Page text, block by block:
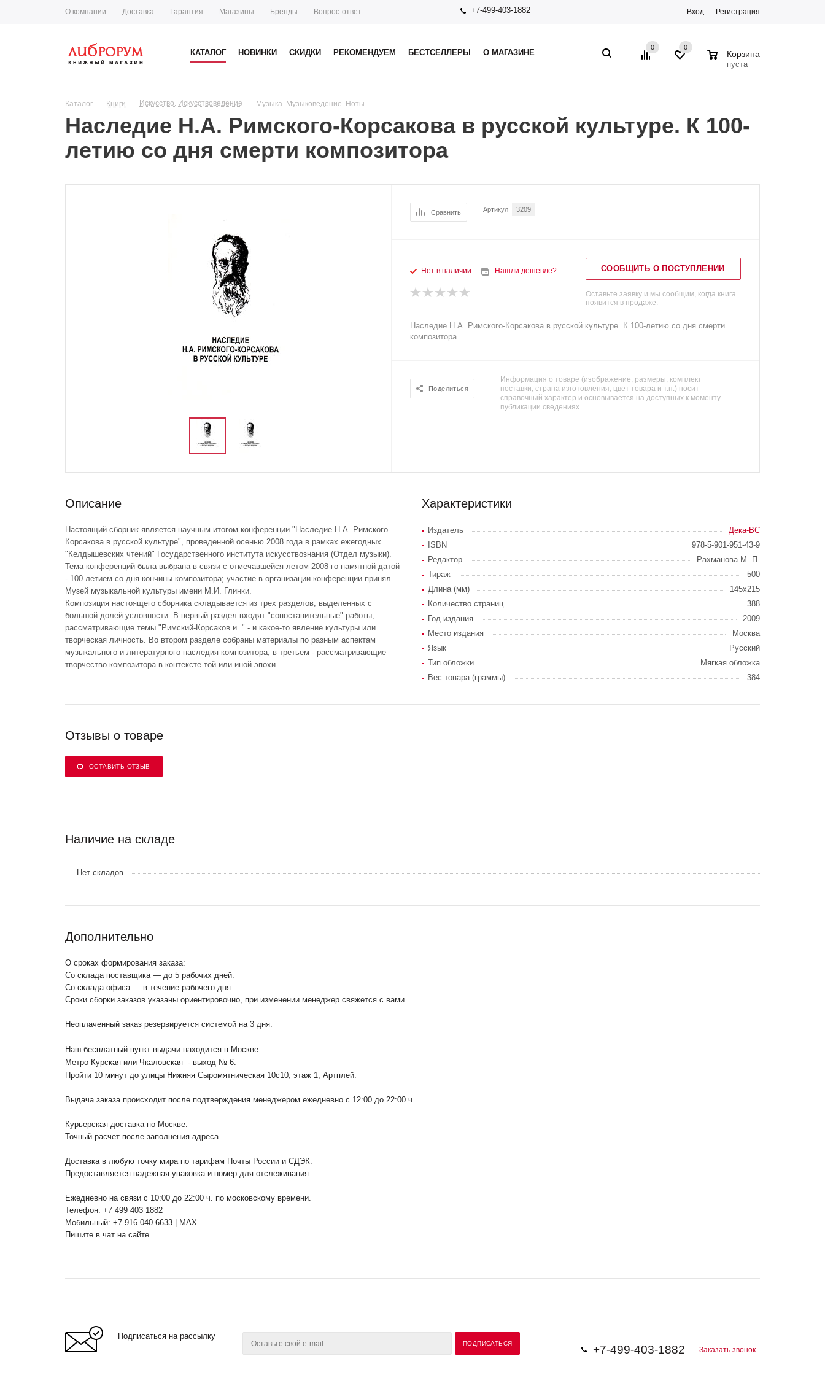
О компании Доставка Гарантия Магазины Бренды Вопрос-ответ +7-499-403-1882 Вход Регистрация
КАТАЛОГ НОВИНКИ СКИДКИ РЕКОМЕНДУЕМ БЕСТСЕЛЛЕРЫ О МАГАЗИНЕ
0 0
Корзина
пуста
Каталог - Книги - Искусство. Искусствоведение - Музыка. Музыковедение. Ноты
Наследие Н.А. Римского-Корсакова в русской культуре. К 100-
летию со дня смерти композитора
Сравнить Артикул 3209
Нет в наличии Нашли дешевле? СООБЩИТЬ О ПОСТУПЛЕНИИ
Оставьте заявку и мы сообщим, когда книга
появится в продаже.
Наследие Н.А. Римского-Корсакова в русской культуре. К 100-летию со дня смерти
композитора
Поделиться
Информация о товаре (изображение, размеры, комплект
поставки, страна изготовления, цвет товара и т.п.) носит
справочный характер и основывается на доступных к моменту
публикации сведениях.
Описание
Настоящий сборник является научным итогом конференции "Наследие Н.А. Римского-
Корсакова в русской культуре", проведенной осенью 2008 года в рамках ежегодных
"Келдышевских чтений" Государственного института искусствознания (Отдел музыки).
Тема конференций была выбрана в связи с отмечавшейся летом 2008-го памятной датой
- 100-летием со дня кончины композитора; участие в организации конференции принял
Музей музыкальной культуры имени М.И. Глинки.
Композиция настоящего сборника складывается из трех разделов, выделенных с
большой долей условности. В первый раздел входят "сопоставительные" работы,
рассматривающие темы "Римский-Корсаков и.." - и какое-то явление культуры или
творческая личность. Во втором разделе собраны материалы по разным аспектам
музыкального и литературного наследия композитора; в третьем - рассматривающие
творчество композитора в контексте той или иной эпохи.
Характеристики
Издатель
Дека-ВС
ISBN
978-5-901-951-43-9
Редактор
Рахманова М. П.
Тираж
500
Длина (мм)
145х215
Количество страниц
388
Год издания
2009
Место издания
Москва
Язык
Русский
Тип обложки
Мягкая обложка
Вес товара (граммы)
384
Отзывы о товаре
ОСТАВИТЬ ОТЗЫВ
Наличие на складе
Нет складов
Дополнительно
О сроках формирования заказа:
Со склада поставщика — до 5 рабочих дней.
Со склада офиса — в течение рабочего дня.
Сроки сборки заказов указаны ориентировочно, при изменении менеджер свяжется с вами.
Неоплаченный заказ резервируется системой на 3 дня.
Наш бесплатный пункт выдачи находится в Москве.
Метро Курская или Чкаловская - выход № 6.
Пройти 10 минут до улицы Нижняя Сыромятническая 10с10 , этаж 1, Артплей.
Выдача заказа происходит после подтверждения менеджером ежедневно с 12:00 до 22:00 ч.
Курьерская доставка по Москве:
Точный расчет после заполнения адреса.
Доставка в любую точку мира по тарифам Почты России и СДЭК.
Предоставляется надежная упаковка и номер для отслеживания.
Ежедневно на связи с 10:00 до 22:00 ч. по московскому времени.
Телефон: +7 499 403 1882
Мобильный: +7 916 040 6633 | MAX
Пишите в чат на сайте
Подписаться на рассылку
+7-499-403-1882 Заказать звонок